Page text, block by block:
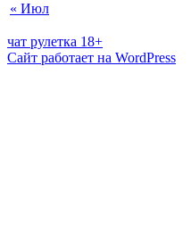
« Июл
чат рулетка 18+
Сайт работает на WordPress